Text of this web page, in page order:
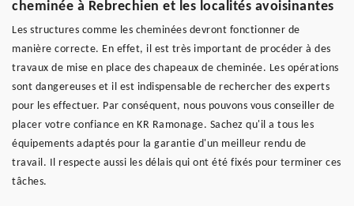
cheminée à Rebrechien et les localités avoisinantes
Les structures comme les cheminées devront fonctionner de
manière correcte. En effet, il est très important de procéder à des
travaux de mise en place des chapeaux de cheminée. Les opérations
sont dangereuses et il est indispensable de rechercher des experts
pour les effectuer. Par conséquent, nous pouvons vous conseiller de
placer votre confiance en KR Ramonage. Sachez qu'il a tous les
équipements adaptés pour la garantie d'un meilleur rendu de
travail. Il respecte aussi les délais qui ont été fixés pour terminer ces
tâches.